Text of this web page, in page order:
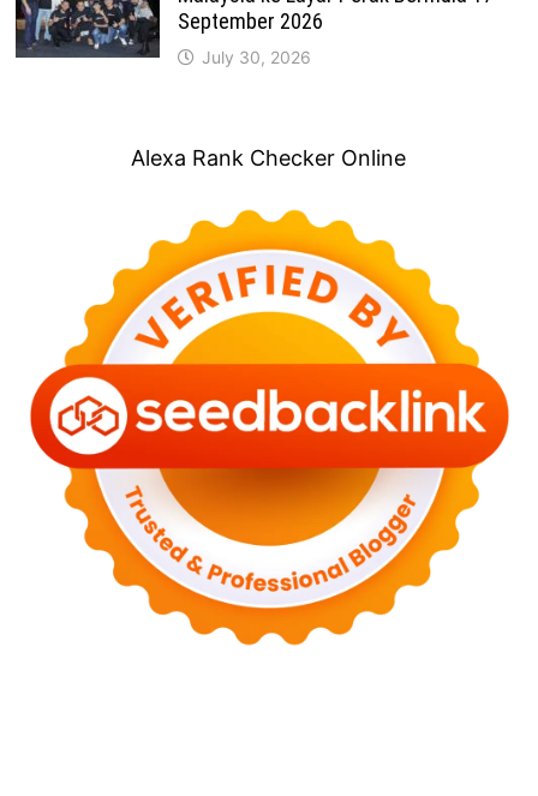
September 2026
July 30, 2026
Alexa Rank Checker Online